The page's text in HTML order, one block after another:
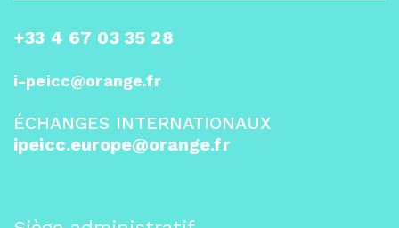
+33 4 67 03 35 28
i-peicc@orange.fr
ÉCHANGES INTERNATIONAUX
ipeicc.europe@orange.fr